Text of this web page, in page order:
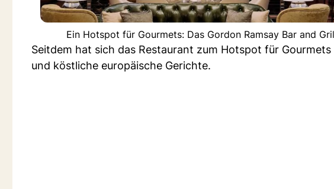
Ein Hotspot für Gourmets: Das Gordon Ramsay Bar and
Seitdem hat sich das Restaurant zum Hotspot für
und köstliche europäische Gerichte.